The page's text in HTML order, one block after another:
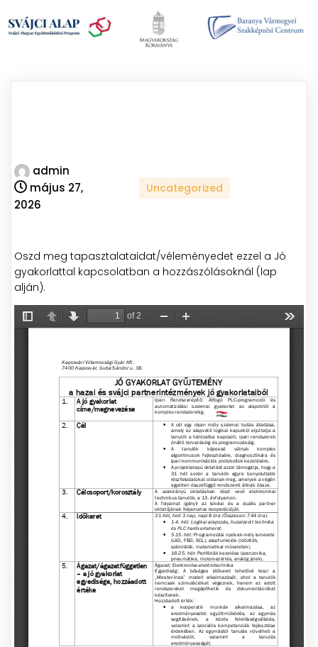
admin
május 27,
2026
Uncategorized
Oszd meg tapasztalataidat/véleményedet ezzel a Jó
gyakorlattal kapcsolatban a hozzászólásoknál (lap
alján).